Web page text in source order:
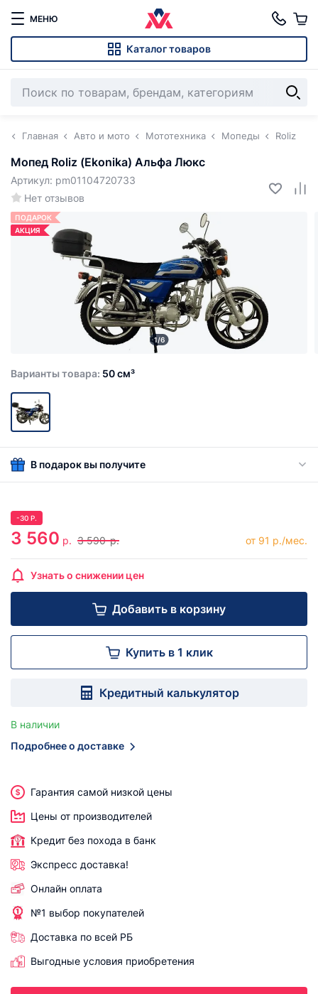
МЕНЮ
Каталог товаров
Главная Авто и мото Мототехника Мопеды Roliz
Мопед Roliz (Ekonika) Альфа Люкс
Нет отзывов
Артикул: pm01104720733
ПОДАРОК
АКЦИЯ
1/6
Варианты товара: 50 см³
В подарок вы получите
-30 Р.
3 560 р. 3 590 р. от 91 р./мес.
Узнать о снижении цен
Добавить в корзину
Купить в 1 клик
Кредитный калькулятор
В наличии
Подробнее о доставке
Гарантия самой низкой цены
Цены от производителей
Кредит без похода в банк
Экспресс доставка!
Онлайн оплата
№1 выбор покупателей
Доставка по всей РБ
Выгодные условия приобретения